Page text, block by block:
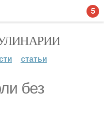
статьи
без
5